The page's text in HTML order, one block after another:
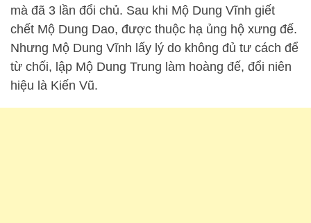
mà đã 3 lần đổi chủ. Sau khi Mộ Dung Vĩnh giết
chết Mộ Dung Dao, được thuộc hạ ủng hộ xưng đế.
Nhưng Mộ Dung Vĩnh lấy lý do không đủ tư cách để
từ chối, lập Mộ Dung Trung làm hoàng đế, đổi niên
hiệu là Kiến Vũ.